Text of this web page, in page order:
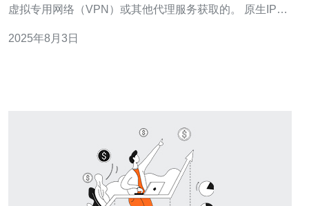
虚拟专用网络（VPN）或其他代理服务获取的。 原生IP通
戏、视频直播等对延迟要求较高的应用时。 了解原生IP的
2025年8月3日